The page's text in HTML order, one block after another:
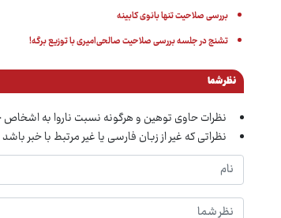
بررسی صلاحیت تنها بانوی کابینه
تشنج در جلسه بررسی صلاحیت صالحی‌امیری با توزیع برگه!
نظر شما
نظرات حاوی توهین و هرگونه نسبت ناروا به
نظراتی که غیر از زبان فارسی یا غیر مرتبط با خبر